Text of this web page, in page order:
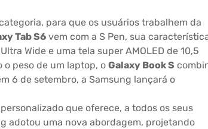
para que os usuários trabalhem da
Tab S6 vem com a S Pen, sua
Wide e uma tela super AMOLED de 10,5
peso de um laptop, o Galaxy Book S
6 de setembro, a Samsung lançará o
que oferece, a todos os seus
adotou uma nova abordagem, projetando